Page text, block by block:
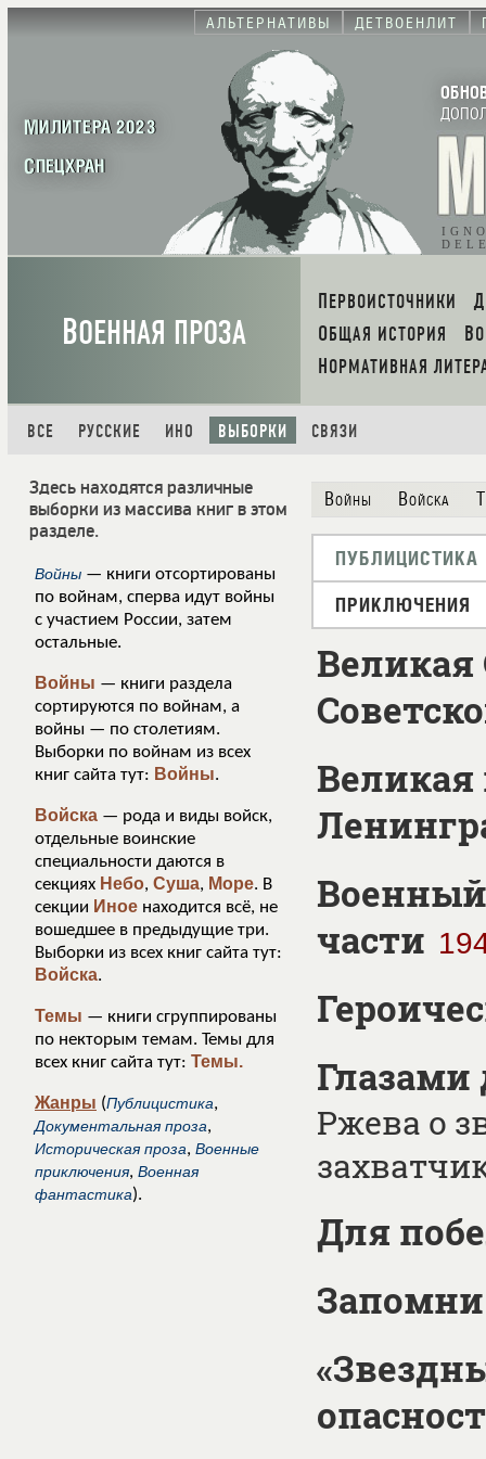
АЛЬТЕРНАТИВЫ ДЕТВОЕНЛИТ
МИЛИТЕРА 2023
СПЕЦХРАН
ВОЕННАЯ ПРОЗА
ПЕРВОИСТОЧНИКИ
ОБЩАЯ ИСТОРИЯ
НОРМАТИВНАЯ
ВСЕ РУССКИЕ ИНО ВЫБОРКИ СВЯЗИ
Здесь находятся различные
выборки из массива книг в этом
разделе.
Войны — книги отсортированы
по войнам, сперва идут войны
с участием России, затем
остальные.
Войны — книги раздела
сортируются по войнам, а
войны — по столетиям.
Выборки по войнам из всех
книг сайта тут: Войны.
Войска — рода и виды войск,
отдельные воинские
специальности даются в
секциях Небо, Суша, Море. В
секции Иное находится всё, не
вошедшее в предыдущие три.
Выборки из всех книг сайта тут:
Войска.
Темы — книги сгруппированы
по некторым темам. Темы для
всех книг сайта тут: Темы.
Жанры (Публицистика,
Документальная проза,
Историческая проза, Военные
приключения, Военная
фантастика).
Войны Войска
ПУБЛИЦИСТИКА
ПРИКЛЮЧЕНИЯ
Великая
Великая
части
Глазами
Ржева о
Для